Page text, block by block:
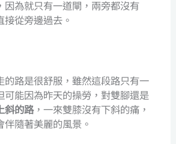
因為就只有一道閘，兩旁都沒有
從旁邊過去。
的路是很舒服，雖然這段路只有一
可能因為昨天的操勞，對雙腳還是
斜的路，一來雙膝沒有下斜的痛，
隨著美麗的風景。